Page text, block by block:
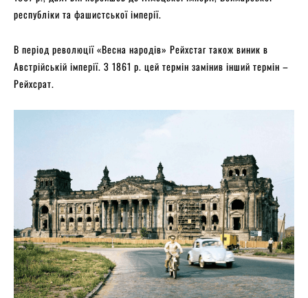
республіки та фашистської імперії.
В період революції «Весна народів» Рейхстаг також виник в
Австрійській імперії. З 1861 р. цей термін замінив інший термін –
Рейхсрат.